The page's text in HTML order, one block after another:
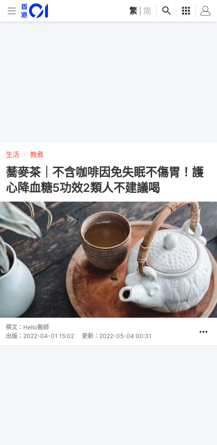
繁 简
生活 教煮
蕎麥茶｜不含咖啡因免失眠不傷胃！護
心降血糖5功效2類人不建議喝
撰文： Hello醫師
出版： 2022-04-01 15:02 更新： 2022-05-04 00:31